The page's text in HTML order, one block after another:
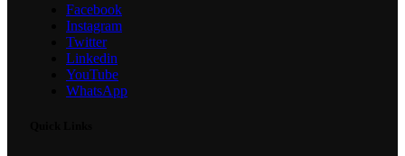
Facebook
Instagram
Twitter
Linkedin
YouTube
WhatsApp